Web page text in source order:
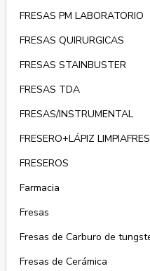
FRESAS PM LABORATORIO
FRESAS QUIRURGICAS
FRESAS STAINBUSTER
FRESAS TDA
FRESAS/INSTRUMENTAL
FRESERO+LÁPIZ
FRESEROS
Farmacia
Fresas
Fresas de Carburo de
Fresas de Cerámica